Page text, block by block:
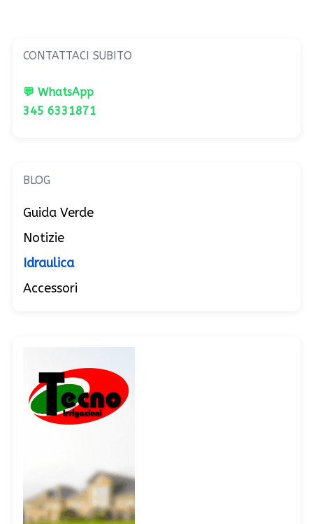
CONTATTACI SUBITO
💬 WhatsApp
345 6331871
BLOG
Guida Verde
Notizie
Idraulica
Accessori